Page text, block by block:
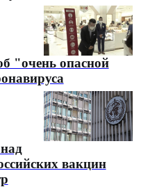
"очень опасной
вакцин